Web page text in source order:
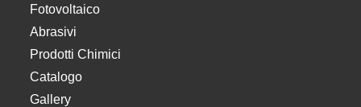
Fotovoltaico
Abrasivi
Prodotti Chimici
Catalogo
Gallery